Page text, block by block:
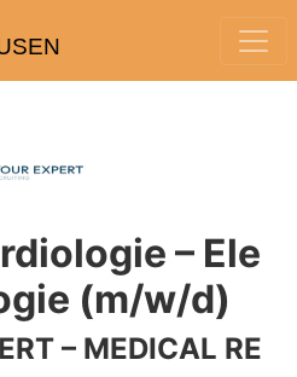
– Ele
(m/w/d)
– MEDICAL RE